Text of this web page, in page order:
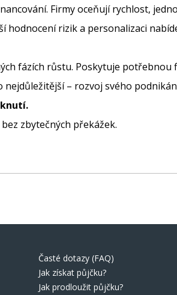
Firmy oceňují rychlost,
rizik a personalizaci
fázích růstu. Poskytuje potřebnou
– rozvoj svého
zbytečných překážek.
Časté dotazy (FAQ)
Jak získat půjčku?
Jak prodloužit půjčku?